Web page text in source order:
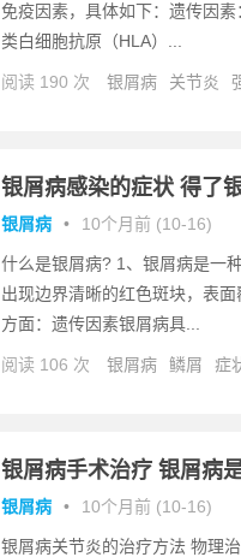
免疫因素，具体如下：遗传因
类白细胞抗原（HLA）...
阅读 190 次 银屑病 关节炎
银屑病感染的症状 得了
银屑病 • 10个月前 (10-16)
什么是银屑病? 1、银屑病是一
出现边界清晰的红色斑块，表
方面：遗传因素银屑病具...
阅读 106 次 银屑病 鳞屑 症
银屑病手术治疗 银屑病
银屑病 • 10个月前 (10-16)
银屑病关节炎的治疗方法 物理